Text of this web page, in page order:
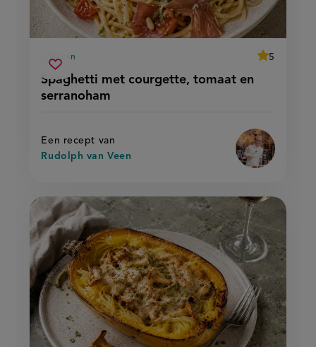
Spaghetti met courgette, tomaat en
serranoham
voorbereidingstijd
30 min
average
5
Beoordeel
Een recept van
Rudolph van Veen
Sla
recept
op
spaghetti
met
courgette,